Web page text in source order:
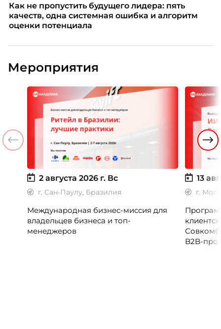
Как не пропустить будущего лидера: пять
качеств, одна системная ошибка и алгоритм
оценки потенциала
Мероприятия
2 августа 2026 г. Вс
г. Сан-Паулу, Бразилия
Международная бизнес-миссия для
владельцев бизнеса и топ-
менеджеров
13
г.
B2B-